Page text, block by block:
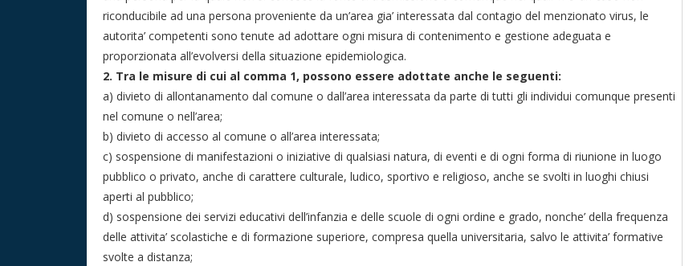
riconducibile ad una persona proveniente da un’area gia’ interessata dal contagio del menzionato virus, le
autorita’ competenti sono tenute ad adottare ogni misura di contenimento e gestione adeguata e
proporzionata all’evolversi della situazione epidemiologica.
2. Tra le misure di cui al comma 1, possono essere adottate anche le seguenti:
a) divieto di allontanamento dal comune o dall’area interessata da parte di tutti gli individui comunque presenti
nel comune o nell’area;
b) divieto di accesso al comune o all’area interessata;
c) sospensione di manifestazioni o iniziative di qualsiasi natura, di eventi e di ogni forma di riunione in luogo
pubblico o privato, anche di carattere culturale, ludico, sportivo e religioso, anche se svolti in luoghi chiusi
aperti al pubblico;
d) sospensione dei servizi educativi dell’infanzia e delle scuole di ogni ordine e grado, nonche’ della frequenza
delle attivita’ scolastiche e di formazione superiore, compresa quella universitaria, salvo le attivita’ formative
svolte a distanza;